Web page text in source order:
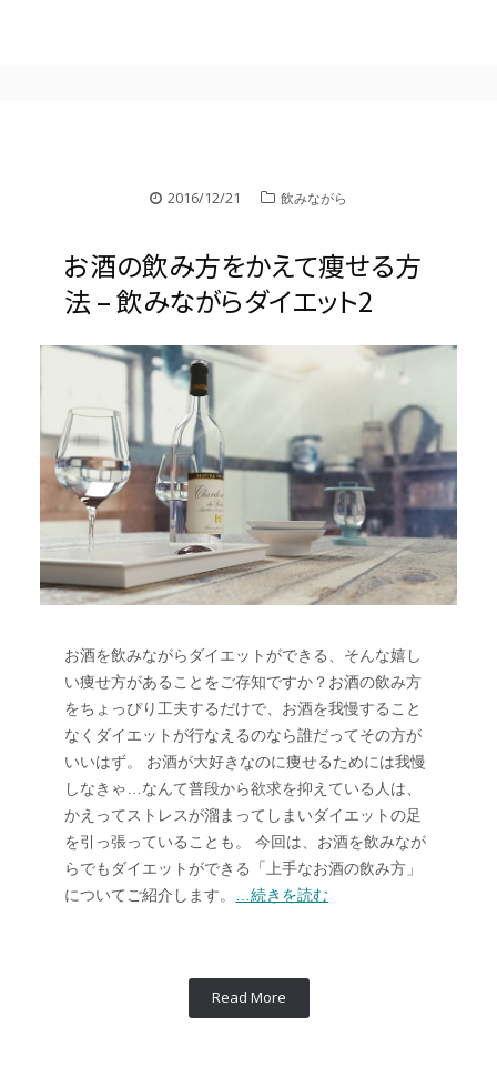
2016/12/21 飲みながら
お酒の飲み方をかえて痩せる方
法 – 飲みながらダイエット2
お酒を飲みながらダイエットができる、そんな嬉し
い痩せ方があることをご存知ですか？お酒の飲み方
をちょっぴり工夫するだけで、お酒を我慢すること
なくダイエットが行なえるのなら誰だってその方が
いいはず。 お酒が大好きなのに痩せるためには我慢
しなきゃ…なんて普段から欲求を抑えている人は、
かえってストレスが溜まってしまいダイエットの足
を引っ張っていることも。 今回は、お酒を飲みなが
らでもダイエットができる「上手なお酒の飲み方」
についてご紹介します。 …続きを読む
Read More